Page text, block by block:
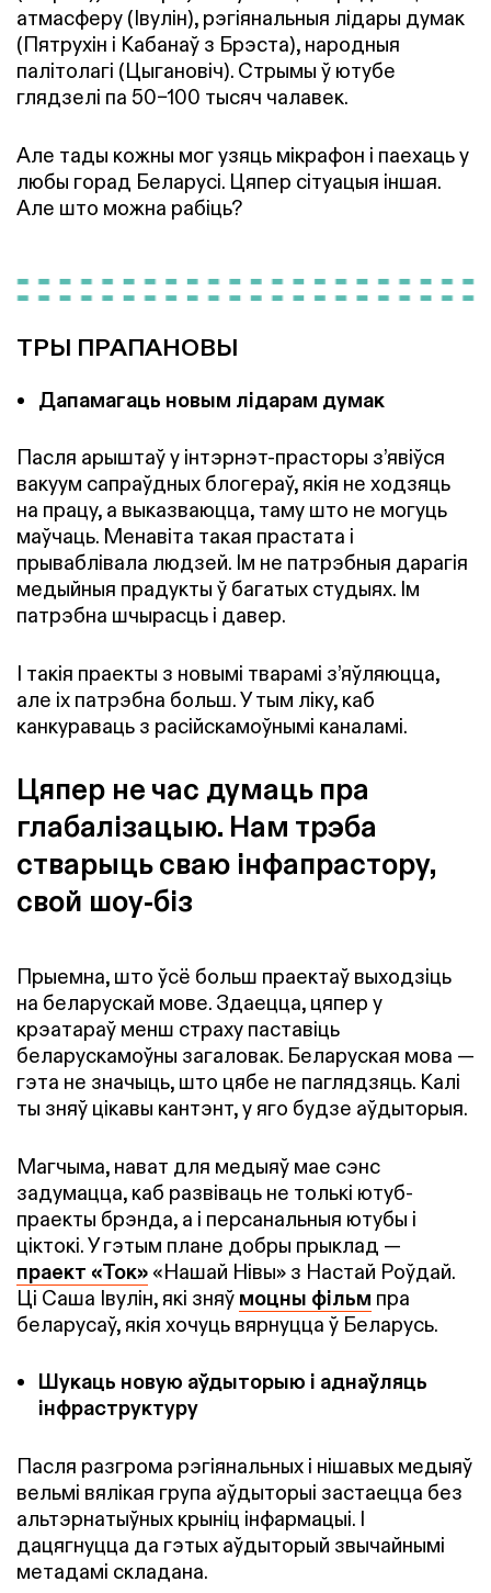
атмасферу (Івулін), рэгіянальныя лідары думак
(Пятрухін і Кабанаў з Брэста), народныя
палітолагі (Цыгановіч). Стрымы ў ютубе
глядзелі па 50–100 тысяч чалавек.
Але тады кожны мог узяць мікрафон і паехаць у
любы горад Беларусі. Цяпер сітуацыя іншая.
Але што можна рабіць?
ТРЫ ПРАПАНОВЫ
Дапамагаць новым лідарам думак
Пасля арыштаў у інтэрнэт-прасторы з’явіўся
вакуум сапраўдных блогераў, якія не ходзяць
на працу, а выказваюцца, таму што не могуць
маўчаць. Менавіта такая прастата і
прываблівала людзей. Ім не патрэбныя дарагія
медыйныя прадукты ў багатых студыях. Ім
патрэбна шчырасць і давер.
І такія праекты з новымі тварамі з’яўляюцца,
але іх патрэбна больш. У тым ліку, каб
канкураваць з расійскамоўнымі каналамі.
Цяпер не час думаць пра
глабалізацыю. Нам трэба
стварыць сваю інфапрастору,
свой шоу-біз
Прыемна, што ўсё больш праектаў выходзіць
на беларускай мове. Здаецца, цяпер у
крэатараў менш страху паставіць
беларускамоўны загаловак. Беларуская мова —
гэта не значыць, што цябе не паглядзяць. Калі
ты зняў цікавы кантэнт, у яго будзе аўдыторыя.
Магчыма, нават для медыяў мае сэнс
задумацца, каб развіваць не толькі ютуб-
праекты брэнда, а і персанальныя ютубы і
ціктокі. У гэтым плане добры прыклад —
праект «Ток» «Нашай Нівы» з Настай Роўдай.
Ці Саша Івулін, які зняў моцны фільм пра
беларусаў, якія хочуць вярнуцца ў Беларусь.
Шукаць новую аўдыторыю і аднаўляць
інфраструктуру
Пасля разгрома рэгіянальных і нішавых медыяў
вельмі вялікая група аўдыторыі застаецца без
альтэрнатыўных крыніц інфармацыі. І
дацягнуцца да гэтых аўдыторый звычайнымі
метадамі складана.